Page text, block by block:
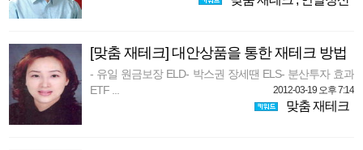
[맞춤 재테크] 대안상품을 통한 재테크 방법
- 유일 원금보장 ELD- 박스권 장세땐 ELS- 분산투자 효과
ETF ...
2012-03-19 오후 7:14
맞춤 재테크